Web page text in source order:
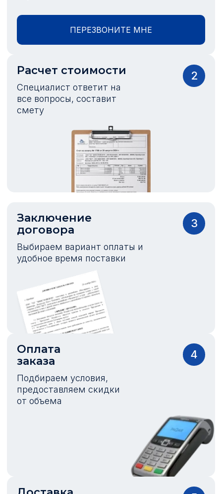
ПЕРЕЗВОНИТЕ МНЕ
Расчет стоимости
Специалист ответит на
все вопросы, составит
смету
2
Заключение
договора
Выбираем вариант оплаты и
удобное время поставки
3
Оплата
заказа
Подбираем условия,
предоставляем скидки
от объема
4